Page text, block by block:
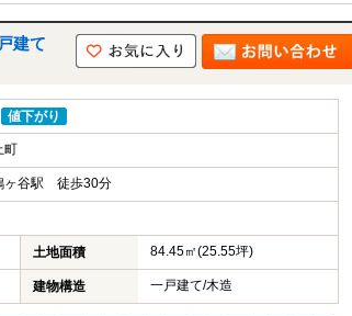
建て
値下がり
町
ヶ谷駅 徒歩30分
土地面積 84.45㎡(25.55坪)
建物構造 一戸建て/木造